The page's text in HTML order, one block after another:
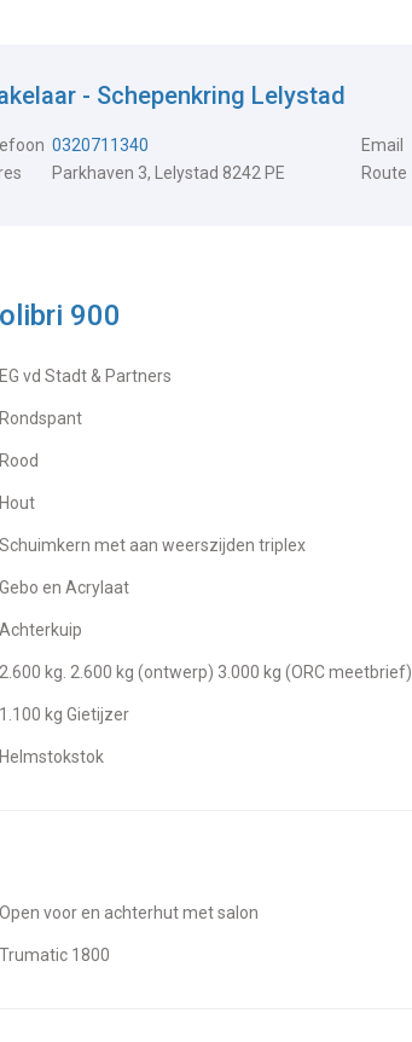
- Schepenkring Lelystad
0320711340 Email
Parkhaven 3, Lelystad 8242 PE Route
900
EG vd Stadt & Partners
Rondspant
Rood
Hout
Schuimkern met aan weerszijden triplex
Gebo en Acrylaat
Achterkuip
2.600 kg. 2.600 kg (ontwerp) 3.000 kg (ORC meetbrief)
1.100 kg Gietijzer
Helmstokstok
Open voor en achterhut met salon
Trumatic 1800